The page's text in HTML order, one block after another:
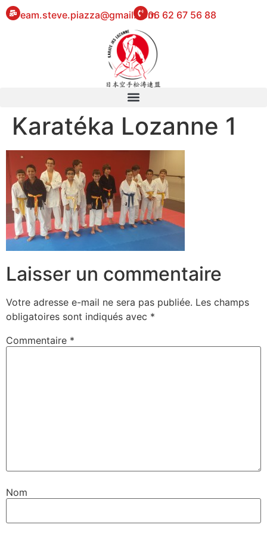
eam.steve.piazza@gmail.com06 62 67 56 88
Karatéka Lozanne 1
Laisser un commentaire
Votre adresse e-mail ne sera pas publiée. Les champs
obligatoires sont indiqués avec *
Commentaire *
Nom